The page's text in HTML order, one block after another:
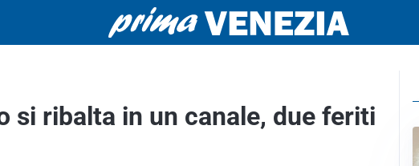
si ribalta in un canale, due feriti